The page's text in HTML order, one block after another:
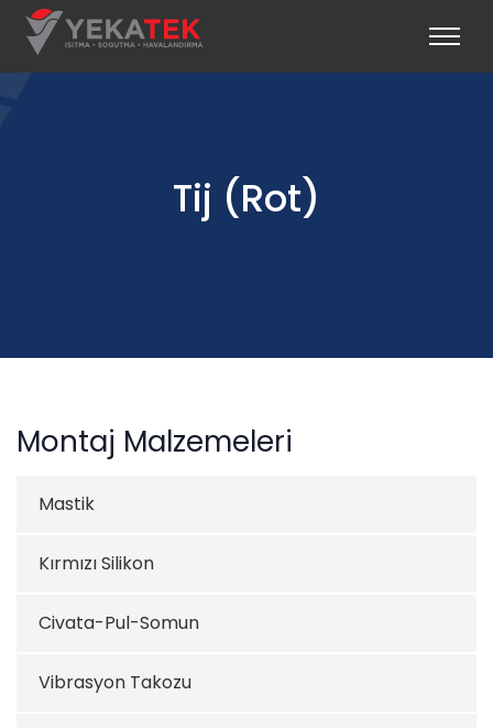
Tij (Rot)
Montaj Malzemeleri
Mastik
Kırmızı Silikon
Civata-Pul-Somun
Vibrasyon Takozu